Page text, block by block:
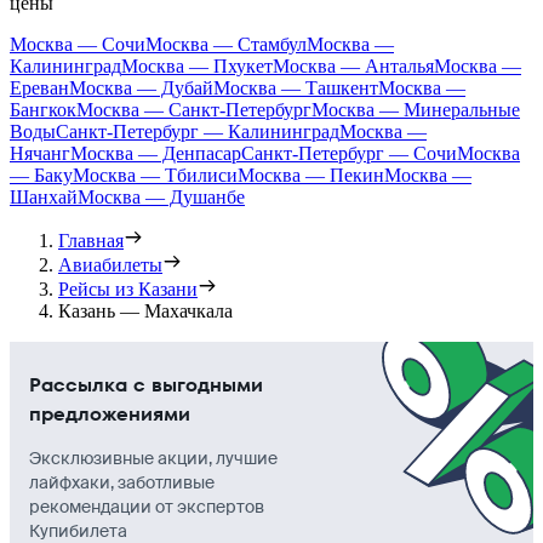
Москва — СочиМосква — СтамбулМосква —
КалининградМосква — ПхукетМосква — АнтальяМосква —
ЕреванМосква — ДубайМосква — ТашкентМосква —
БангкокМосква — Санкт-ПетербургМосква — Минеральные
ВодыСанкт-Петербург — КалининградМосква —
НячангМосква — ДенпасарСанкт-Петербург — СочиМосква
— БакуМосква — ТбилисиМосква — ПекинМосква —
ШанхайМосква — Душанбе
Главная
Авиабилеты
Рейсы из Казани
Казань — Махачкала
Рассылка с выгодными
предложениями
Эксклюзивные акции, лучшие
лайфхаки, заботливые
рекомендации от экспертов
Купибилета